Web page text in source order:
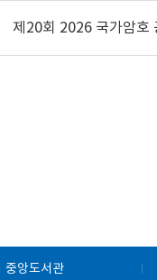
제20회 2026 국가암호
중앙도서관